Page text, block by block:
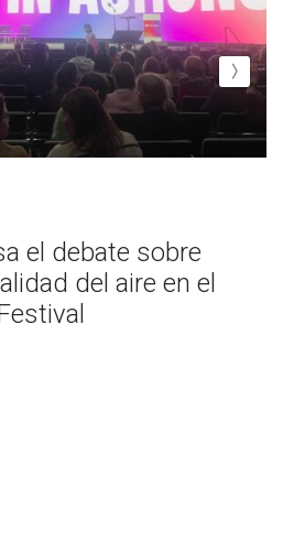
el debate sobre
del aire en el